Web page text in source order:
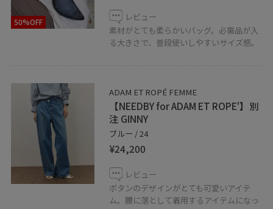
10:00〜20:30
50%OFF
レビュー
素材がとても柔らかいバッグ。必需品が入
る大きさで、普段使いしやすいサイズ感。
ADAM ET ROPÉ FEMME
【NEEDBY for ADAM ET ROPE'】別
注 GINNY
ブルー / 24
¥24,200
レビュー
ボタンのデザインがとても可愛いアイテ
ム。腰に落として着用するアイテムになっ